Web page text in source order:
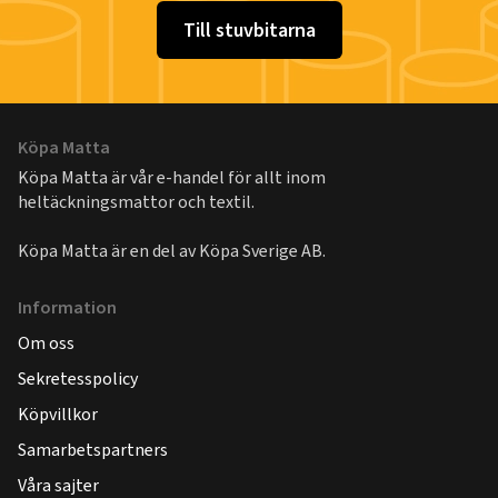
Till stuvbitarna
Köpa Matta
Köpa Matta är vår e-handel för allt inom
heltäckningsmattor och textil.
Köpa Matta är en del avKöpa Sverige AB.
Information
Om oss
Sekretesspolicy
Köpvillkor
Samarbetspartners
Våra sajter